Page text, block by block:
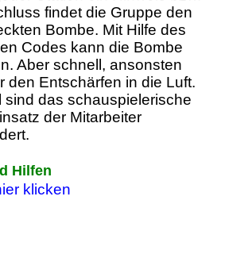
findet die Gruppe den
Bombe. Mit Hilfe des
Codes kann die Bombe
Aber schnell, ansonsten
den Entschärfen in die Luft.
sind das schauspielerische
der Mitarbeiter
Hilfen
klicken